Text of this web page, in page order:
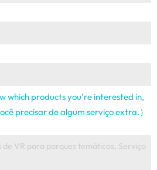
which products you're interested in,
precisar de algum serviço extra.）